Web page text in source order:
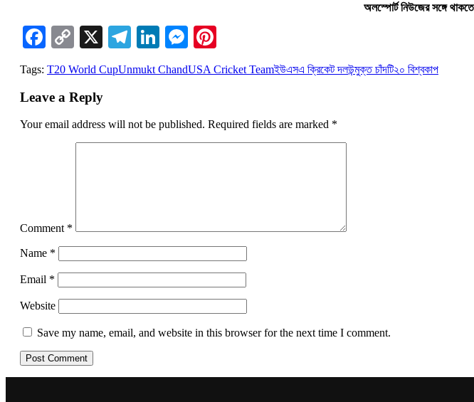
অলস্পোর্ট নিউজের সঙ্গে
Facebook
Copy
Link
X Telegram
LinkedIn
Messenger
Tags: T20 World CupUnmukt ChandUSA Cricket Teamইউএসএ ক্রিকেট দলউন্মুক্ত চাঁদটি২০ বিশ্বকাপ
Leave a Reply
Your email address will not be published. Required fields are marked *
Comment *
Name *
Email *
Website
Save my name, email, and website in this browser for the next time I comment.